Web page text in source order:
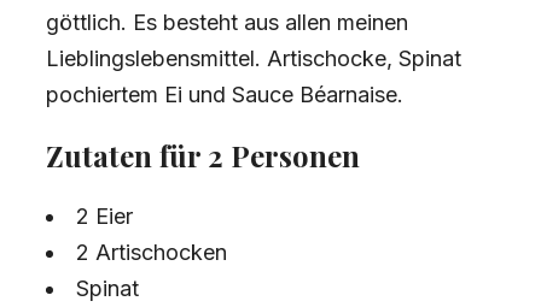
göttlich. Es besteht aus allen meinen
Lieblingslebensmittel. Artischocke, Spinat
pochiertem Ei und Sauce Béarnaise.
Zutaten für 2 Personen
2 Eier
2 Artischocken
Spinat